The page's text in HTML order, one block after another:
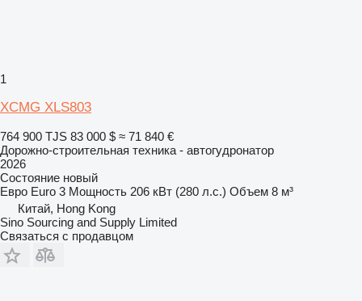
1
XCMG XLS803
764 900 TJS 83 000 $ ≈ 71 840 €
Дорожно-строительная техника - автогудронатор
2026
Состояние новый
Евро Euro 3 Мощность 206 кВт (280 л.с.) Объем 8 м³
Китай, Hong Kong
Sino Sourcing and Supply Limited
Связаться с продавцом